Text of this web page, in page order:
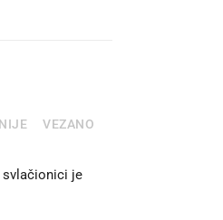
VEZANO
svlačionici je